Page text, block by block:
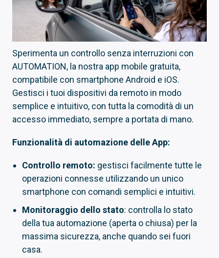
Sperimenta un controllo senza interruzioni con
AUTOMATION, la nostra app mobile gratuita,
compatibile con smartphone Android e iOS.
Gestisci i tuoi dispositivi da remoto in modo
semplice e intuitivo, con tutta la comodità di un
accesso immediato, sempre a portata di mano.
Funzionalità di automazione delle App:
Controllo remoto: gestisci facilmente tutte le
operazioni connesse utilizzando un unico
smartphone con comandi semplici e intuitivi.
Monitoraggio dello stato: controlla lo stato
della tua automazione (aperta o chiusa) per la
massima sicurezza, anche quando sei fuori
casa.